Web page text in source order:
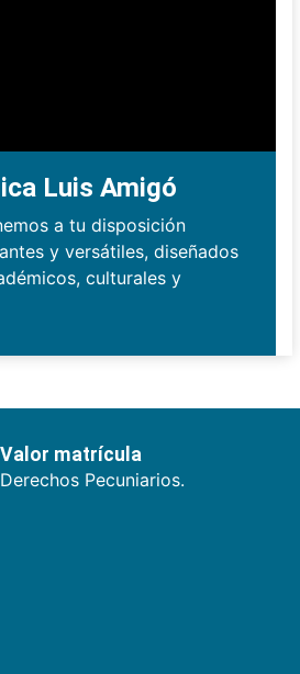
Luis Amigó
a tu disposición
y versátiles, diseñados
culturales y
Valor matrícula
Derechos Pecuniarios.